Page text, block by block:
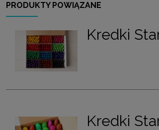
PRODUKTY POWIĄZANE
Kredki
Kredki